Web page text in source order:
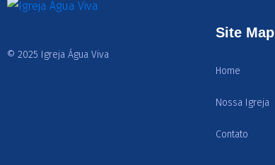
© 2025 Igreja Água Viva
Site Map
Home
Nossa Igreja
Contato